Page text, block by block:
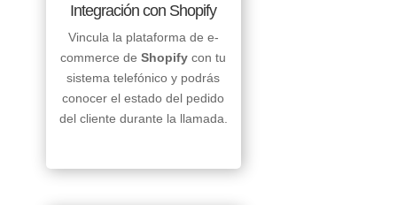
Integración con Shopify
Vincula la plataforma de e-
commerce deShopify con tu
sistema telefónico y podrás
conocer el estado del pedido
del cliente durante la llamada.